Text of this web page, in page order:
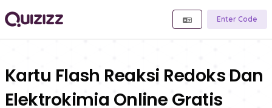
Enter Code
Kartu Flash Reaksi Redoks Dan
Elektrokimia Online Gratis